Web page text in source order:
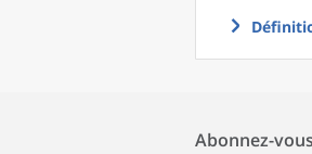
Abonnez-vous